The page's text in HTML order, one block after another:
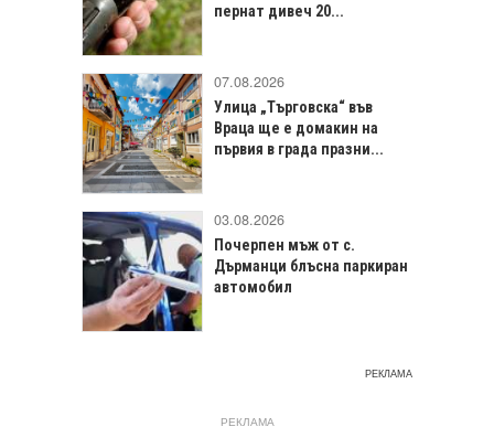
пернат дивеч 20...
07.08.2026
Улица „Търговска“ във
Враца щe е домакин на
първия в града празни...
03.08.2026
Почерпен мъж от с.
Дърманци блъсна паркиран
автомобил
РЕКЛАМА
РЕКЛАМА